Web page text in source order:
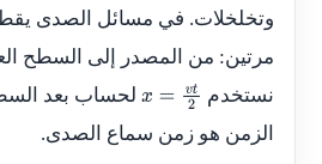
وتخلخلات. في مسائل الصدى
مرتين: من المصدر إلى السطح
نستخدم
x =v 2
لحساب بعد
الزمن هو زمن سماع الصدى.